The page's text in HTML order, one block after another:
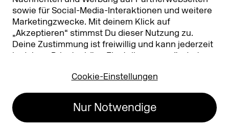
sowie für Social-Media-Interaktionen und weitere
Marketingzwecke. Mit deinem Klick auf
„Akzeptieren“ stimmst Du dieser Nutzung zu.
Deine Zustimmung ist freiwillig und kann jederzeit
in deinen Privatsphäre-Einstellungen
geändert
Nutzung findest Du in unserer
Cookie-Einstellungen
Nur Notwendige
Koelnmesse GmbH
T. +49 221 821 2020
Datenschutz
Erklärung zur